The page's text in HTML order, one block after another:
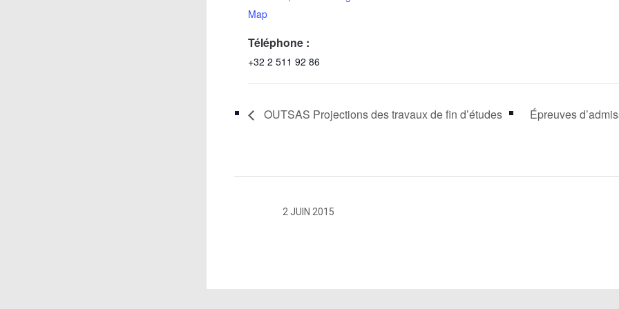
Map
Téléphone :
+32 2 511 92 86
OUTSAS Projections des travaux de fin d’études Épreuves
2 JUIN 2015